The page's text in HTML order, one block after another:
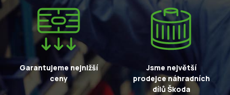
Garantujeme nejnižší
ceny
Jsme největší
prodejce náhradních
dílů Škoda